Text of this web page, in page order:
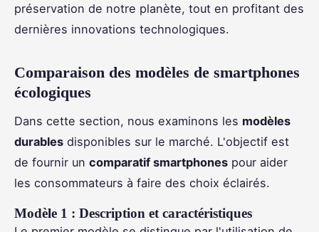
préservation de notre planète, tout en profitant des
dernières innovations technologiques.
Comparaison des modèles de smartphones
écologiques
Dans cette section, nous examinons les modèles
durables disponibles sur le marché. L'objectif est
de fournir un comparatif smartphones pour aider
les consommateurs à faire des choix éclairés.
Modèle 1 : Description et caractéristiques